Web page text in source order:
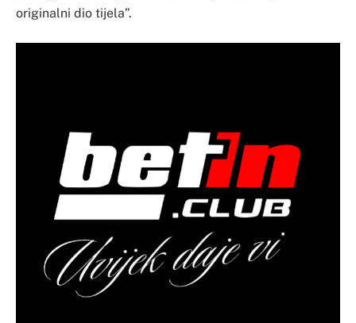
originalni dio tijela”.